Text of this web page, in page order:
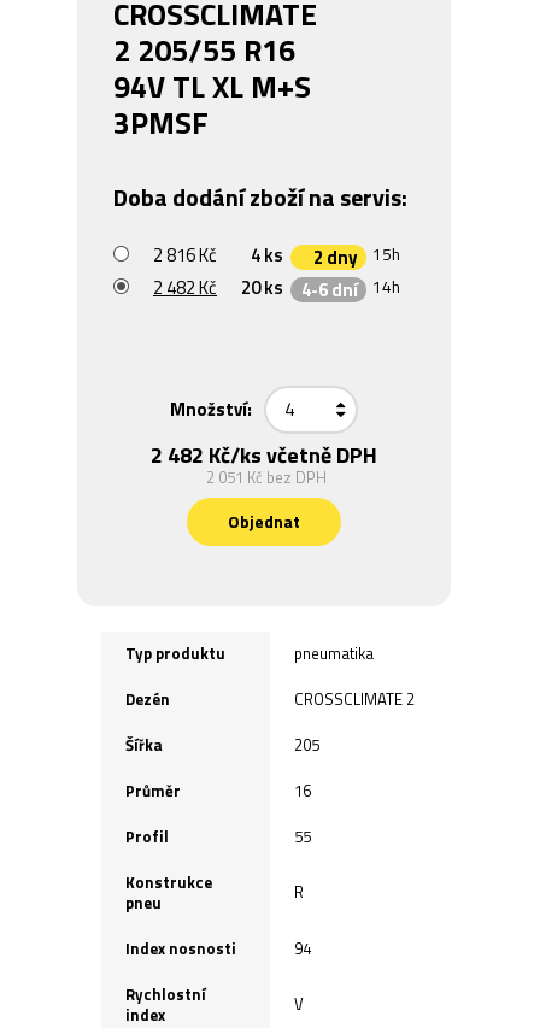
CROSSCLIMATE
2 205/55 R16
94V TL XL M+S
3PMSF
Doba dodání zboží na servis:
2 816 Kč 4 ks 2 dny 15h
2 482 Kč 20 ks 4-6 dní 14h
Množství:
2 482 Kč/ks včetně DPH
2 051 Kč bez DPH
Objednat
Typ produktu
pneumatika
Dezén
CROSSCLIMATE 2
Šířka
205
Průměr
16
Profil
55
Konstrukce
pneu
R
Index nosnosti
94
Rychlostní
index
V